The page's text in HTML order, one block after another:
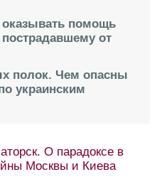
оказывать помощь
от
полок. Чем опасны
украинским
О парадоксе в
Москвы и Киева